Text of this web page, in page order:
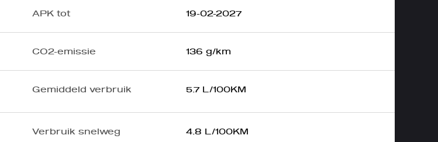
APK tot 19-02-2027
CO2-emissie 136 g/km
Gemiddeld verbruik 5.7 L/100KM
Verbruik snelweg 4.8 L/100KM